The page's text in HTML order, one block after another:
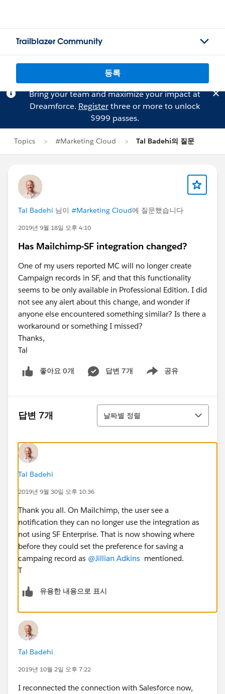
Trailblazer Community
등록
Bring your team and maximize your impact at
Dreamforce. Registerthree or more to unlock
$999 passes.
Topics #Marketing Cloud Tal Badehi의 질문
Tal Badehi 님이 #Marketing Cloud에 질문했습니다
2019년 9월 18일 오후 4:10
Has Mailchimp-SF integration changed?
One of my users reported MC will no longer create
Campaign records in SF, and that this functionality
seems to be only available in Professional Edition. I did
not see any alert about this change, and wonder if
anyone else encountered something similar? Is there a
workaround or something I missed?
Thanks,
Tal
좋아요 0개 답변 7개 공유
Show menu
답변 7개
정렬
날짜별 정렬
Tal Badehi
2019년 9월 30일 오후 10:36
Thank you all. On Mailchimp, the user see a
notification they can no longer use the integration as
not using SF Enterprise. That is now showing where
before they could set the preference for saving a
campaing record as @Jillian Adkins ​ mentioned.
T
유용한 내용으로 표시
Tal Badehi
2019년 10월 2일 오후 7:22
I reconnected the connection with Salesforce now,